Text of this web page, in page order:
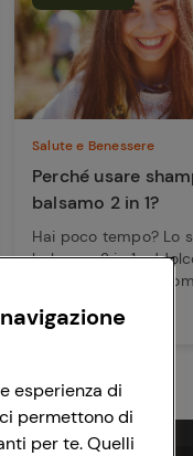
Salute e Benessere
Perché usare
balsamo 2 in 1?
Hai poco tempo? Lo
balsamo 2 in 1
Essentiae con
Leggi articolo
esperienza di
permettono di
per te. Quelli